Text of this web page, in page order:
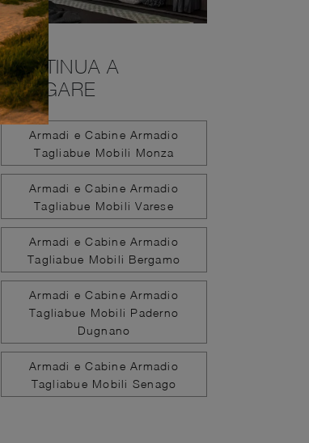
CONTINUA A
NAVIGARE
Armadi e Cabine Armadio
Tagliabue Mobili Monza
Armadi e Cabine Armadio
Tagliabue Mobili Varese
Armadi e Cabine Armadio
Tagliabue Mobili Bergamo
Armadi e Cabine Armadio
Tagliabue Mobili Paderno
Dugnano
Armadi e Cabine Armadio
Tagliabue Mobili Senago